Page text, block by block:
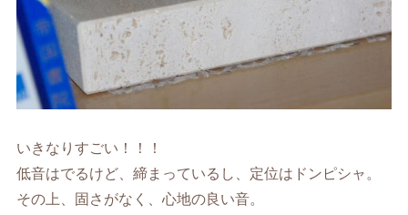
いきなりすごい！！！
低音はでるけど、締まっているし、定位はドンピシャ。
その上、固さがなく、心地の良い音。